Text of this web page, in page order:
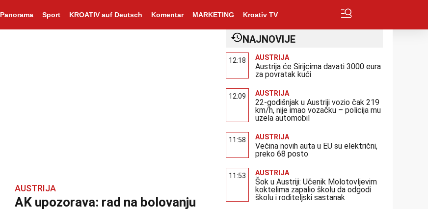
Panorama Sport KROATIV auf Deutsch Komentar MARKETING Kroativ TV
AUSTRIJA
AK upozorava: rad na bolovanju
NAJNOVIJE
12:18 AUSTRIJA
Austrija će Sirijcima davati 3000 eura
za povratak kući
12:09 AUSTRIJA
22-godišnjak u Austriji vozio čak 219
km/h, nije imao vozačku – policija mu
uzela automobil
11:58 AUSTRIJA
Većina novih auta u EU su električni,
preko 68 posto
11:53 AUSTRIJA
Šok u Austriji: Učenik Molotovljevim
koktelima zapalio školu da odgodi
školu i roditeljski sastanak